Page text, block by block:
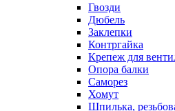
Гвозди
Дюбель
Заклепки
Контргайка
Крепеж для
Опора балки
Саморез
Хомут
Шпилька,